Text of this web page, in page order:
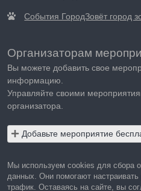
События ГородЗовёт город
Организаторам
Вы можете добавить свое
информацию.
Управляйте своими
организатора.
Добавьте мероприятие
Мы используем cookies для сбора
данных. Они помогают настраивать
трафик. Оставаясь на сайте, вы